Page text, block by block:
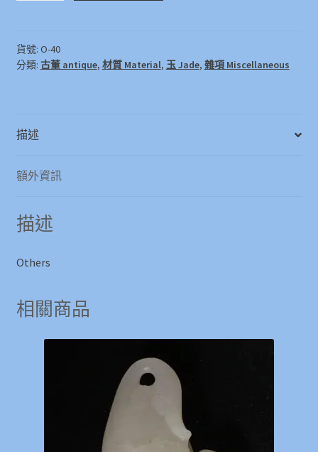
量
貨號: O-40
分類: 古董 antique, 材質 Material, 玉 Jade, 雜項 Miscellaneous
描述
額外資訊
描述
Others
相關商品